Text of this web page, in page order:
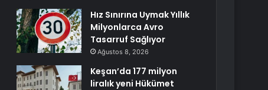
Hız Sınırına Uymak Yıllık
Milyonlarca Avro
Tasarruf Sağlıyor
Ağustos 8, 2026
Keşan’da 177 milyon
liralık yeni Hükümet